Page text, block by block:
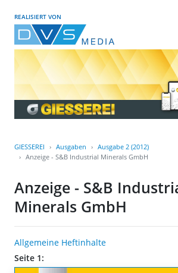
REALISIERT VON
GIESSEREI Ausgaben
Ausgabe 2 (2012)
Anzeige - S&B Industrial Minerals GmbH
Anzeige - S&B
Minerals GmbH
Allgemeine Heftinhalte
Seite 1: